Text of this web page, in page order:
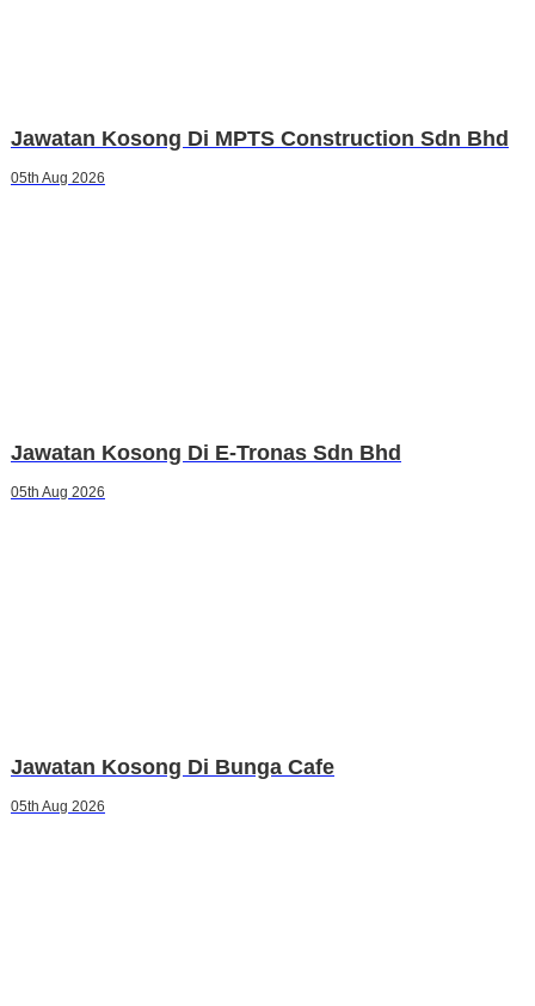
Jawatan Kosong Di MPTS Construction Sdn Bhd
05th Aug 2026
Jawatan Kosong Di E-Tronas Sdn Bhd
05th Aug 2026
Jawatan Kosong Di Bunga Cafe
05th Aug 2026